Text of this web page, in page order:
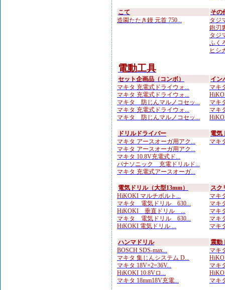
こて
造園たたき鏝 元首 750...
その
タジ
鉋刃
タジ
ふく
ヒシ
電動工具
セット企画品（コンボ）
マキタ 充電式ドライウォ...
マキタ 充電式ドライウォ...
マキタ 防じんマルノコセッ...
マキタ 充電式ドライウォ...
マキタ 防じんマルノコセッ...
イン
マキ
マキ
マキ
ドリルドライバー
マキタ アースオーガ用アク...
マキタ アースオーガ用アク...
マキタ 10.8V充電式ド...
パナソニック 充電ドリルド...
マキタ 充電式アースオーガ...
電気
マキ
電気ドリル（大型13mm）
HiKOKI マルチボルト...
マキタ 電気ドリル 630...
HiKOKI 垂直ドリル ...
マキタ 電気ドリル 630...
HiKOKI 電気ドリル ...
スク
マキ
マキ
マキ
マキ
マキ
ハンマドリル
BOSCH SDS-max...
マキタ 集じんシステム D...
マキタ 18V×2=36V...
HiKOKI 10.8Vロ...
マキタ 18mm18V充電...
震動
マキ
マキ
マキ